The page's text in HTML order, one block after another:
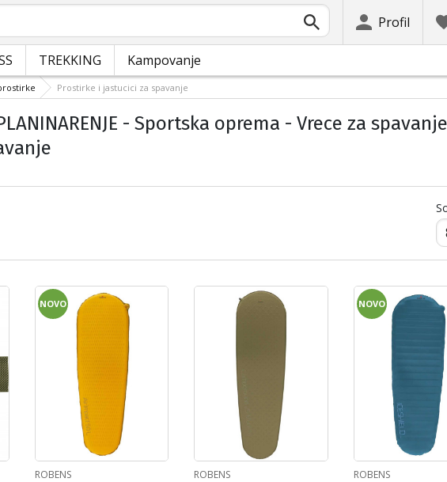
Profil
TREKKING Kampovanje
Prostirke i jastucici za spavanje
- Sportska oprema - Vrece za
NOVO
ROBENS
ROBENS
NOVO
ROBENS